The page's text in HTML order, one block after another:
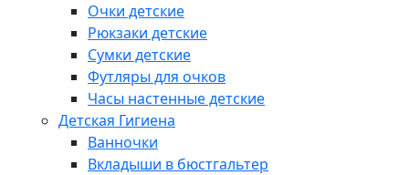
Очки детские
Рюкзаки детские
Сумки детские
Футляры для очков
Часы настенные детские
Детская Гигиена
Ванночки
Вкладыши в бюстгальтер